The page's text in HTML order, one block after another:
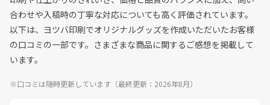
合わせや入稿時の丁寧な対応についても高く評価されています。
以下は、ヨツバ印刷でオリジナルグッズを作成いただいたお客様
の口コミの一部です。さまざまな商品に関するご感想を掲載して
います。
※口コミは随時更新しています（最終更新：2026年8月）